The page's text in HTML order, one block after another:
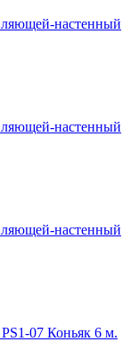
настенный
настенный
настенный
07 Коньяк 6 м.